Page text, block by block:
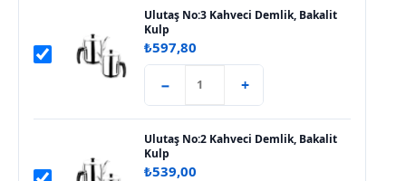
Ulutaş No:3 Kahveci Demlik, Bakalit
Kulp
₺597,80
− +
Ulutaş No:2 Kahveci Demlik, Bakalit
Kulp
₺539,00